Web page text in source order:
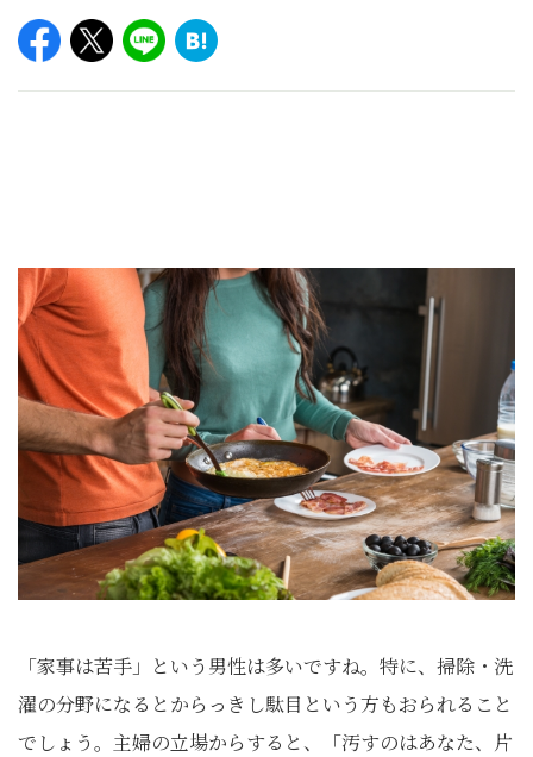
「家事は苦手」という男性は多いですね。特に、掃除・洗
濯の分野になるとからっきし駄目という方もおられること
でしょう。主婦の立場からすると、「汚すのはあなた、片